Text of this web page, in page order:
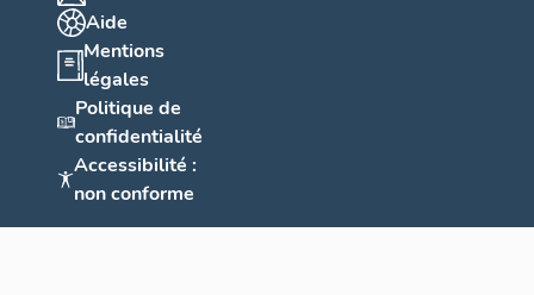
Aide
Mentions
légales
Politique de
confidentialité
Accessibilité :
non conforme